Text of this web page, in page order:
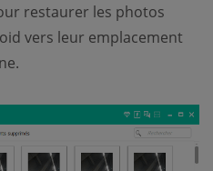
restaurer les photos
vers leur emplacement